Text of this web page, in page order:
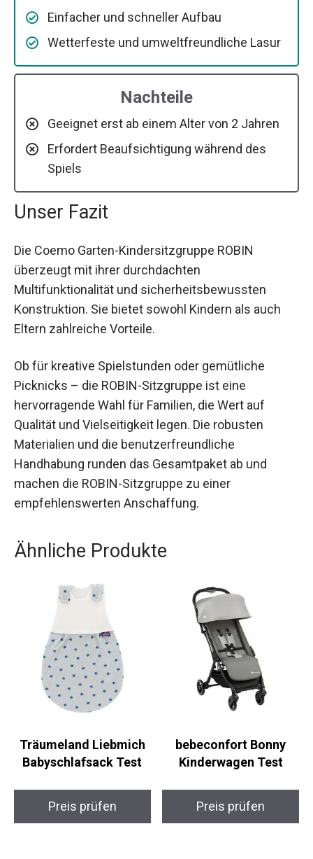
Einfacher und schneller Aufbau
Wetterfeste und umweltfreundliche Lasur
Nachteile
Geeignet erst ab einem Alter von 2 Jahren
Erfordert Beaufsichtigung während des
Spiels
Unser Fazit
Die Coemo Garten-Kindersitzgruppe ROBIN
überzeugt mit ihrer durchdachten
Multifunktionalität und sicherheitsbewussten
Konstruktion. Sie bietet sowohl Kindern als auch
Eltern zahlreiche Vorteile.
Ob für kreative Spielstunden oder gemütliche
Picknicks – die ROBIN-Sitzgruppe ist eine
hervorragende Wahl für Familien, die Wert auf
Qualität und Vielseitigkeit legen. Die robusten
Materialien und die benutzerfreundliche
Handhabung runden das Gesamtpaket ab und
machen die ROBIN-Sitzgruppe zu einer
empfehlenswerten Anschaffung.
Ähnliche Produkte
Träumeland Liebmich
Babyschlafsack Test
Preis prüfen
bebeconfort Bonny
Kinderwagen Test
Preis prüfen